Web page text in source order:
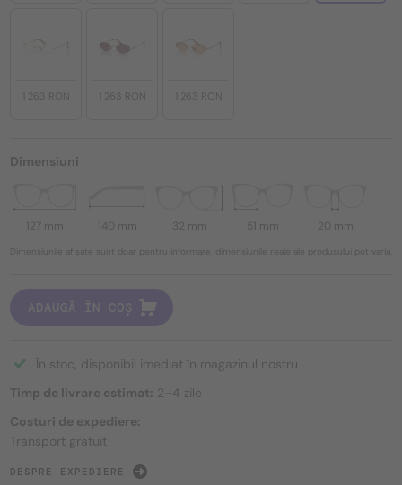
1 263 RON 1 263 RON 1 263 RON
Dimensiuni
127 mm 140 mm 32 mm 51 mm 20 mm
Dimensiunile afișate sunt doar pentru informare, dimensiunile reale ale produsului pot varia.
ADAUGĂ ÎN COȘ
În stoc, disponibil imediat în magazinul nostru
Timp de livrare estimat: 2–4 zile
Costuri de expediere:
Transport gratuit
DESPRE EXPEDIERE